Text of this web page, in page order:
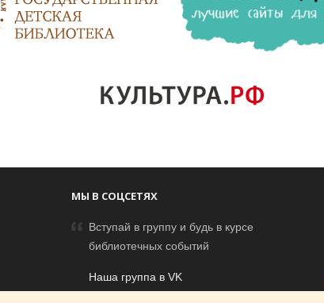
МЫ В СОЦСЕТЯХ
Вступай в группу и будь в курсе
библиотечных событий
Наша группа в VK